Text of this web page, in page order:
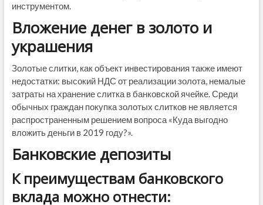
инструментом.
Вложение денег в золото и
украшения
Золотые слитки, как объект инвестирования также имеют
недостатки: высокий НДС от реализации золота, немалые
затраты на хранение слитка в банковской ячейке. Среди
обычных граждан покупка золотых слитков не является
распространенным решением вопроса «Куда выгодно
вложить деньги в 2019 году?».
Банковские депозиты
К преимуществам банковского
вклада можно отнести: